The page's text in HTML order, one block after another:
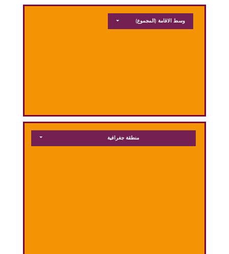
وسط الاقامة (المجموع)
منطقة جغرافية